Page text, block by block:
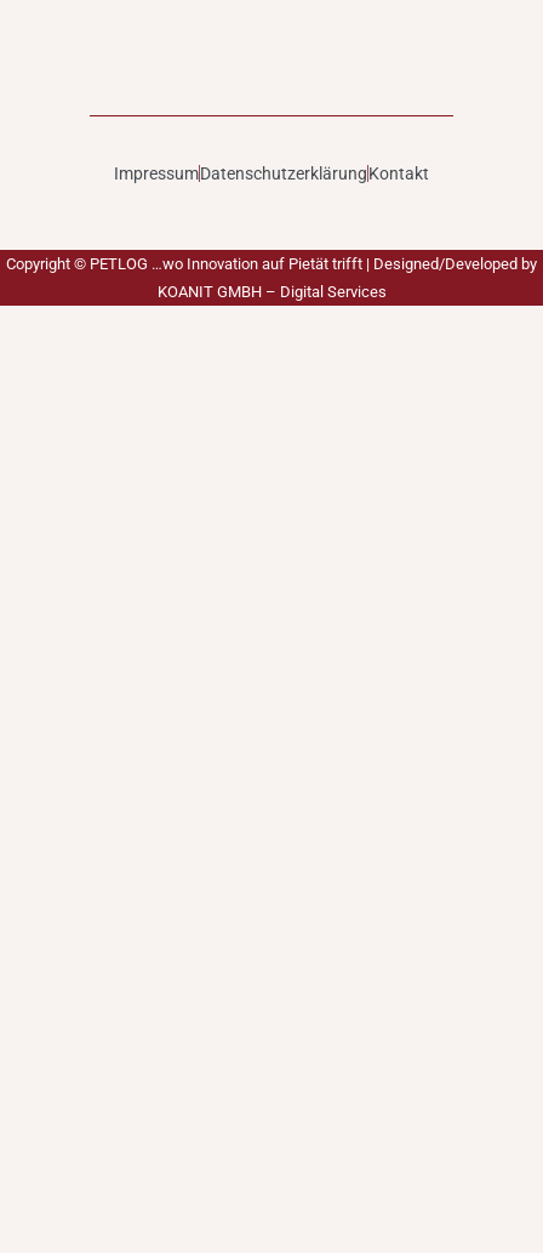
ImpressumDatenschutzerklärungKontakt
Copyright © PETLOG …wo Innovation auf Pietät trifft | Designed/Developed by
KOANIT GMBH – Digital Services